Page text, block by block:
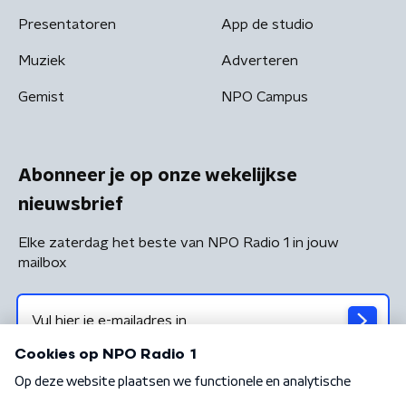
Presentatoren
Muziek
Gemist
App de studio
Adverteren
NPO Campus
Abonneer je op onze wekelijkse
nieuwsbrief
Elke zaterdag het beste van NPO Radio 1 in jouw
mailbox